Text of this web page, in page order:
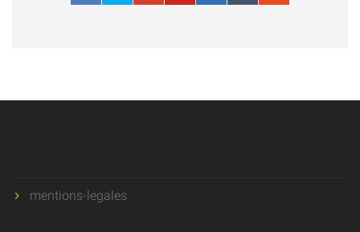
mentions-legales